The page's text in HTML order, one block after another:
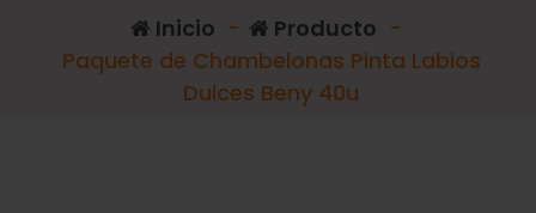
Inicio - Producto -
Paquete de Chambelonas Pinta Labios
Dulces Beny 40u